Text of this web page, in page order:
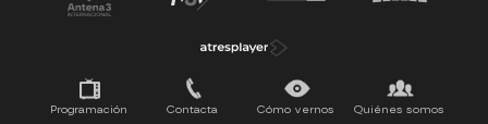
Programación Contacta Cómo vernos Quiénes somos